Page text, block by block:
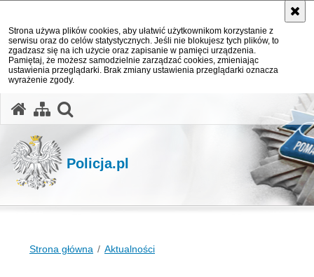
Strona używa plików cookies, aby ułatwić użytkownikom korzystanie z
serwisu oraz do celów statystycznych. Jeśli nie blokujesz tych plików, to
zgadzasz się na ich użycie oraz zapisanie w pamięci urządzenia.
Pamiętaj, że możesz samodzielnie zarządzać cookies, zmieniając
ustawienia przeglądarki. Brak zmiany ustawienia przeglądarki oznacza
wyrażenie zgody.
Policja.pl
Strona główna Aktualności